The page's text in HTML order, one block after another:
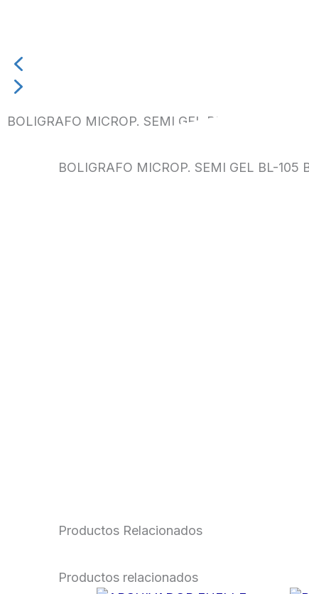
BOLIGRAFO MICROP. SEMI GEL BL-105 BAILE
BOLIGRAFO MICROP. SEMI GEL BL-105
Productos Relacionados
Productos relacionados